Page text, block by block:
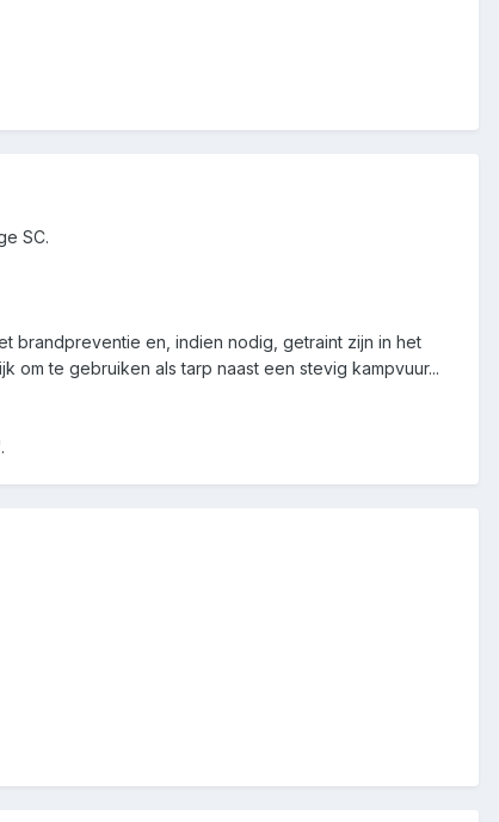
SC.
brandpreventie en, indien nodig, getraint zijn in het
om te gebruiken als tarp naast een stevig kampvuur...